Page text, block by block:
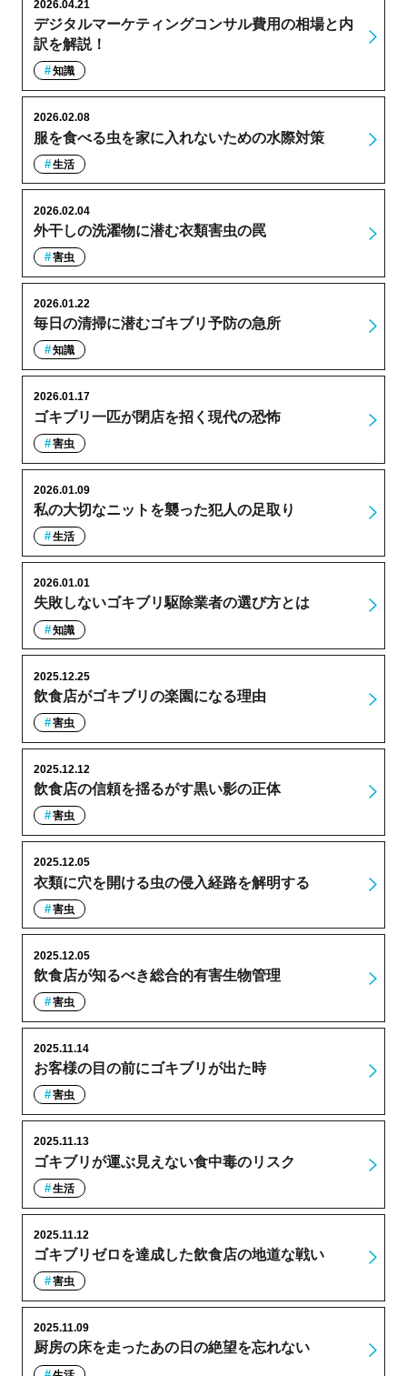
デジタルマーケティングコンサル費用の相場と内
訳を解説！
2026.04.21
知識
服を食べる虫を家に入れないための水際対策
2026.02.08
生活
外干しの洗濯物に潜む衣類害虫の罠
2026.02.04
害虫
毎日の清掃に潜むゴキブリ予防の急所
2026.01.22
知識
ゴキブリ一匹が閉店を招く現代の恐怖
2026.01.17
害虫
私の大切なニットを襲った犯人の足取り
2026.01.09
生活
失敗しないゴキブリ駆除業者の選び方とは
2026.01.01
知識
飲食店がゴキブリの楽園になる理由
2025.12.25
害虫
飲食店の信頼を揺るがす黒い影の正体
2025.12.12
害虫
衣類に穴を開ける虫の侵入経路を解明する
2025.12.05
害虫
飲食店が知るべき総合的有害生物管理
2025.12.05
害虫
お客様の目の前にゴキブリが出た時
2025.11.14
害虫
ゴキブリが運ぶ見えない食中毒のリスク
2025.11.13
生活
ゴキブリゼロを達成した飲食店の地道な戦い
2025.11.12
害虫
厨房の床を走ったあの日の絶望を忘れない
2025.11.09